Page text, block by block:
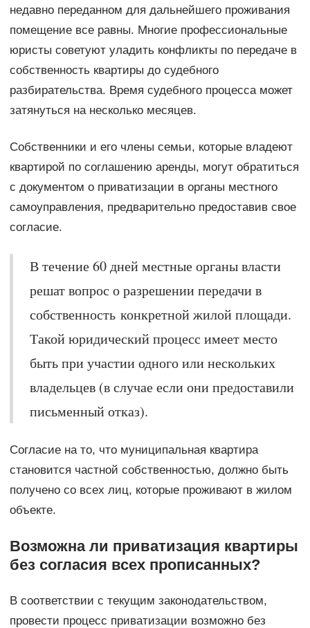
недавно переданном для дальнейшего проживания
помещение все равны. Многие профессиональные
юристы советуют уладить конфликты по передаче в
собственность квартиры до судебного
разбирательства. Время судебного процесса может
затянуться на несколько месяцев.
Собственники и его члены семьи, которые владеют
квартирой по соглашению аренды, могут обратиться
с документом о приватизации в органы местного
самоуправления, предварительно предоставив свое
согласие.
В течение 60 дней местные органы власти
решат вопрос о разрешении передачи в
собственность конкретной жилой площади.
Такой юридический процесс имеет место
быть при участии одного или нескольких
владельцев (в случае если они предоставили
письменный отказ).
Согласие на то, что муниципальная квартира
становится частной собственностью, должно быть
получено со всех лиц, которые проживают в жилом
объекте.
Возможна ли приватизация квартиры
без согласия всех прописанных?
В соответствии с текущим законодательством,
провести процесс приватизации возможно без